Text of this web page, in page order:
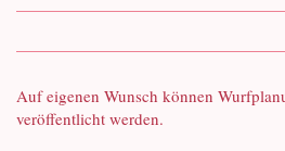
Auf eigenen Wunsch können
veröffentlicht werden.